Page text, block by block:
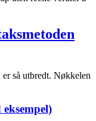
så utbredt. Nøkkelen